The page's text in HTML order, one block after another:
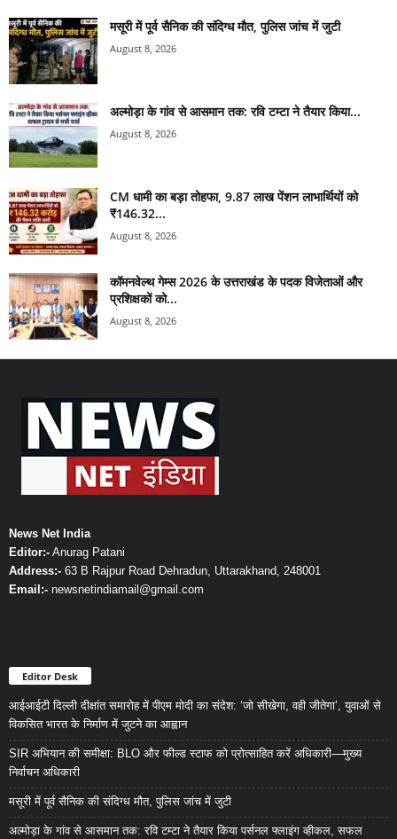
मसूरी में पूर्व सैनिक की संदिग्ध मौत, पुलिस जांच में जुटी
August 8, 2026
अल्मोड़ा के गांव से आसमान तक: रवि टम्टा ने तैयार किया...
August 8, 2026
CM धामी का बड़ा तोहफा, 9.87 लाख पेंशन लाभार्थियों को
₹146.32...
August 8, 2026
कॉमनवेल्थ गेम्स 2026 के उत्तराखंड के पदक विजेताओं और
प्रशिक्षकों को...
August 8, 2026
News Net India
Editor:- Anurag Patani
Address:- 63 B Rajpur Road Dehradun, Uttarakhand, 248001
Email:- newsnetindiamail@gmail.com
Editor Desk
आईआईटी दिल्ली दीक्षांत समारोह में पीएम मोदी का संदेश: ‘जो सीखेगा, वही जीतेगा’, युवाओं से
विकसित भारत के निर्माण में जुटने का आह्वान
SIR अभियान की समीक्षा: BLO और फील्ड स्टाफ को प्रोत्साहित करें अधिकारी—मुख्य
निर्वाचन अधिकारी
मसूरी में पूर्व सैनिक की संदिग्ध मौत, पुलिस जांच में जुटी
अल्मोड़ा के गांव से आसमान तक: रवि टम्टा ने तैयार किया पर्सनल फ्लाइंग व्हीकल, सफल